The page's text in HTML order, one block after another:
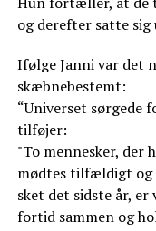
og derefter satte
Ifølge Janni var det
skæbnebestemt:
“Universet sørgede
tilføjer:
"To mennesker, der
mødtes tilfældigt og
sket det sidste år, er
fortid sammen og